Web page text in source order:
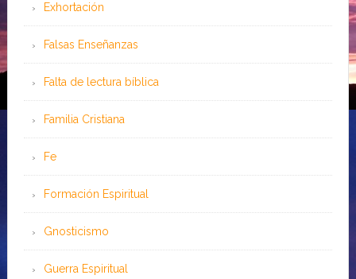
Exhortación
Falsas Enseñanzas
Falta de lectura bíblica
Familia Cristiana
Fe
Formación Espiritual
Gnosticismo
Guerra Espiritual